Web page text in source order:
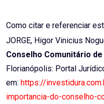
Como citar e referenciar
JORGE, Higor Vinicius
Conselho Comunitário de
Florianópolis: Portal
em: https://
importancia-do-conselho-